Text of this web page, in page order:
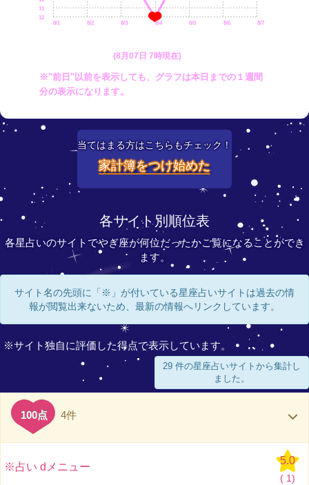
8/1 8/2 8/3 8/4 8/5 8/6 8/7
12
11
(8月07日 7時現在)
※"前日"以前を表示しても、グラフは本日までの１週間
分の表示になります。
当てはまる方はこちらもチェック！
家計簿をつけ始めた
各サイト別順位表
各星占いのサイトでやぎ座が何位だったかご覧になることができ
ます。
サイト名の先頭に「※」が付いている星座占いサイトは過去の情
報が閲覧出来ないため、最新の情報へリンクしています。
※サイト独自に評価した得点で表示しています。
29 件の星座占いサイトから集計し
ました。
100点 4件
※占い dメニュー
5.0
( 1)